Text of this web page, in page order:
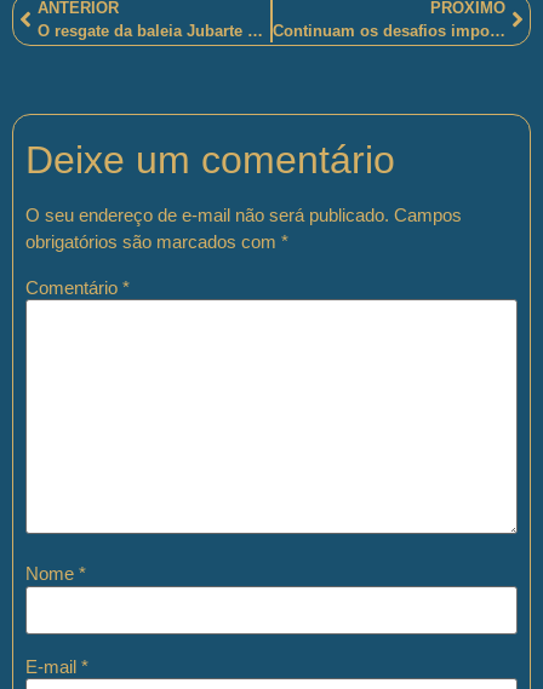
ANTERIOR
O resgate da baleia Jubarte na Praia Grande em Arraial do Cabo-RJ
PRÓXIMO
Continuam os desafios impostos aos policiais militares fluminenses responsáveis pela proteção da Comunidade da Rocinha, na cidade do Rio de Janeiro
Deixe um comentário
O seu endereço de e-mail não será publicado. Campos
obrigatórios são marcados com *
Comentário *
Nome *
E-mail *